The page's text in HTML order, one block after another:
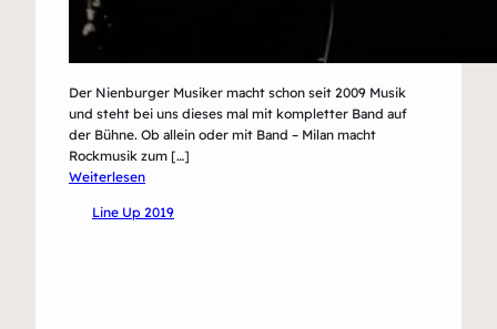
Der Nienburger Musiker macht schon seit 2009 Musik
und steht bei uns dieses mal mit kompletter Band auf
der Bühne. Ob allein oder mit Band – Milan macht
Rockmusik zum […]
Weiterlesen:
Line Up 2019